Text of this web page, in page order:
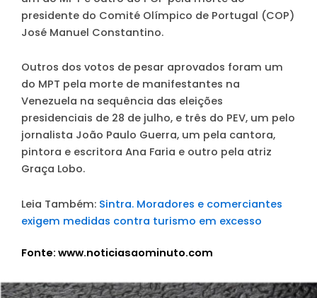
presidente do Comité Olímpico de Portugal (COP)
José Manuel Constantino.
Outros dos votos de pesar aprovados foram um
do MPT pela morte de manifestantes na
Venezuela na sequência das eleições
presidenciais de 28 de julho, e três do PEV, um pelo
jornalista João Paulo Guerra, um pela cantora,
pintora e escritora Ana Faria e outro pela atriz
Graça Lobo.
Leia Também: Sintra. Moradores e comerciantes
exigem medidas contra turismo em excesso
Fonte: www.noticiasaominuto.com